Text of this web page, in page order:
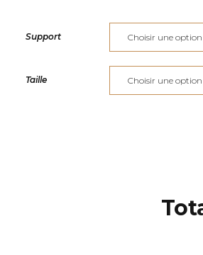
à
Support
Taille